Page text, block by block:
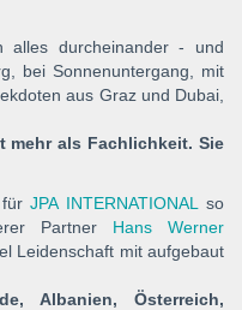
alles durcheinander - und
bei Sonnenuntergang, mit
aus Graz und Dubai,
mehr als Fachlichkeit. Sie
fürJPA INTERNATIONALso
Partner Hans Werner
Leidenschaft mit aufgebaut
Albanien, Österreich,